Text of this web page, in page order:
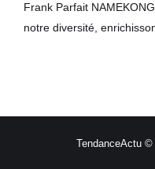
Frank Parfait NAMEKONG
notre diversité,
TendanceActu ©